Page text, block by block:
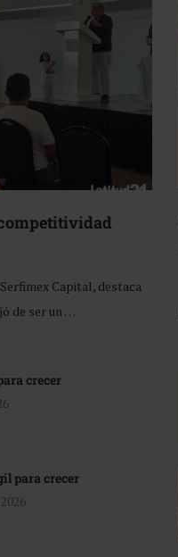
Capital, destaca
de ser un …
crecer
para crecer